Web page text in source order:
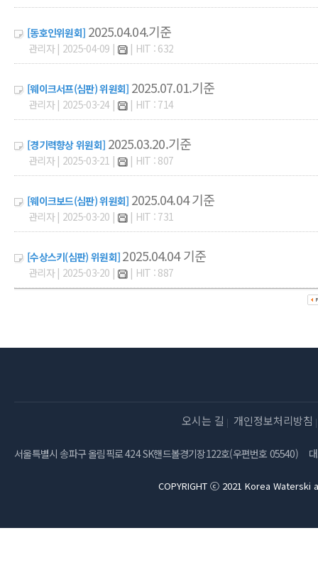
[동호인위원회] 2025.04.04.기준
관리자 | 2025-04-09 | | HIT : 632
[웨이크서프(심판) 위원회] 2025.07.01.기준
관리자 | 2025-03-24 | | HIT : 714
[경기력향상 위원회] 2025.03.20.기준
관리자 | 2025-03-21 | | HIT : 807
[웨이크보드(심판) 위원회] 2025.04.04 기준
관리자 | 2025-03-20 | | HIT : 731
[수상스키(심판) 위원회] 2025.04.04 기준
관리자 | 2025-03-20 | | HIT : 887
오시는 길 개인정보처리방침
서울특별시 송파구 올림픽로 424 SK핸드볼경기장122호(우편번호 05540)
COPYRIGHT ⓒ 2021 Korea Waterski